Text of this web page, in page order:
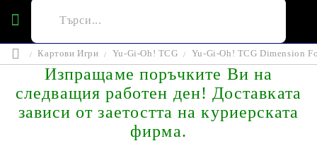
Картови Игри Yu-Gi-Oh! TCG Yu-Gi-Oh! TCG Dimension
Изпращаме поръчките Ви на
следващия работен ден! Доставката
зависи от заетостта на куриерската
фирма.